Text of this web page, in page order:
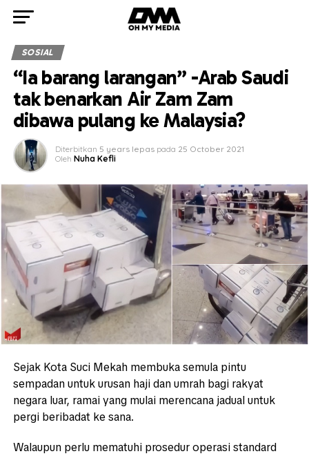
SOSIAL
“Ia barang larangan” -Arab Saudi
tak benarkan Air Zam Zam
dibawa pulang ke Malaysia?
Diterbitkan 5 years lepas pada 25 October 2021
Oleh Nuha Kefli
Sejak Kota Suci Mekah membuka semula pintu
sempadan untuk urusan haji dan umrah bagi rakyat
negara luar, ramai yang mulai merencana jadual untuk
pergi beribadat ke sana.
Walaupun perlu mematuhi prosedur operasi standard